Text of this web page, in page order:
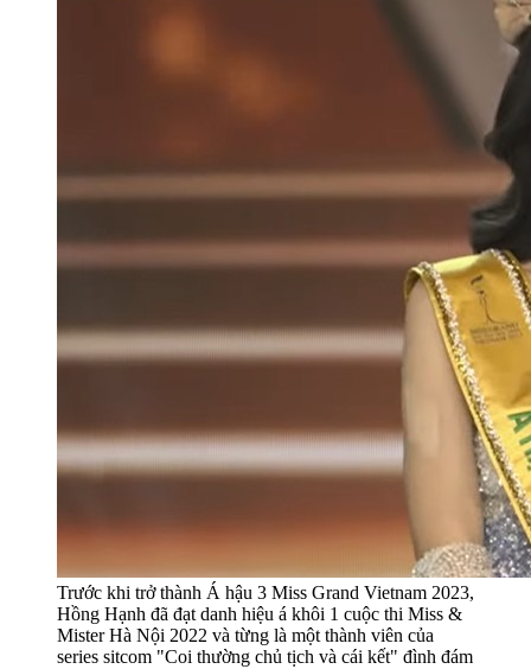
Trước khi trở thành Á hậu 3 Miss Grand Vietnam 2023,
Hồng Hạnh đã đạt danh hiệu á khôi 1 cuộc thi Miss &
Mister Hà Nội 2022 và từng là một thành viên của
series sitcom "Coi thường chủ tịch và cái kết" đình đám